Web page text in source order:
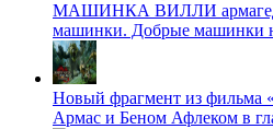
МАШИНКА ВИЛЛИ
машинки. Добрые машинки
Новый фрагмент из фильма
Армас и Беном Афлеком в